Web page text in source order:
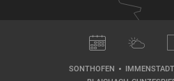
SONTHOFEN IMMENSTADT